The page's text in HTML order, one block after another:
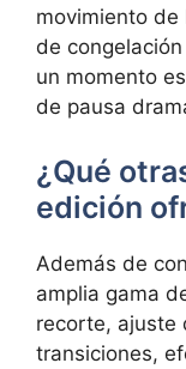
movimiento
de
un momento
de pausa
¿Qué
edición
Además de
amplia gama
recorte, ajuste
transiciones,